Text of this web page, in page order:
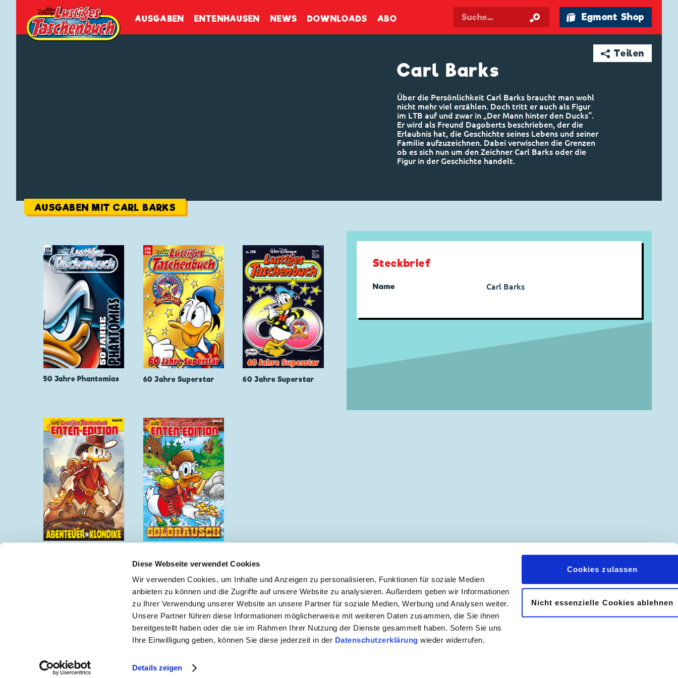
Diese Webseite verwendet Cookies
Wir verwenden Cookies, um Inhalte und Anzeigen zu personalisieren, Funktionen für soziale Medien
anbieten zu können und die Zugriffe auf unsere Website zu analysieren. Außerdem geben wir Informationen
zu Ihrer Verwendung unserer Website an unsere Partner für soziale Medien, Werbung und Analysen weiter.
Unsere Partner führen diese Informationen möglicherweise mit weiteren Daten zusammen, die Sie ihnen
bereitgestellt haben oder die sie im Rahmen Ihrer Nutzung der Dienste gesammelt haben. Sofern Sie uns
Ihre Einwilligung geben, können Sie diese jederzeit in der Datenschutzerklärung wieder widerrufen.
Details zeigen
Cookies zulassen
Nicht essenzielle Cookies ablehnen
AUSGABEN ENTENHAUSEN NEWS DOWNLOADS ABO 🛍 Egmont Shop
➦ Teilen
Carl Barks
Über die Persönlichkeit Carl Barks braucht man wohl
nicht mehr viel erzählen. Doch tritt er auch als Figur
im LTB auf und zwar in „Der Mann hinter den Ducks“.
Er wird als Freund Dagoberts beschrieben, der die
Erlaubnis hat, die Geschichte seines Lebens und seiner
Familie aufzuzeichnen. Dabei verwischen die Grenzen
ob es sich nun um den Zeichner Carl Barks oder die
Figur in der Geschichte handelt.
AUSGABEN MIT CARL BARKS
50 Jahre Phantomias 60 Jahre Superstar 60 Jahre Superstar
Steckbrief
Name Carl Barks
Keine Neuigkeiten mehr verpassen! 🖋 ZUR NEWSLETTER ANMELDUNG
𝖿 📷